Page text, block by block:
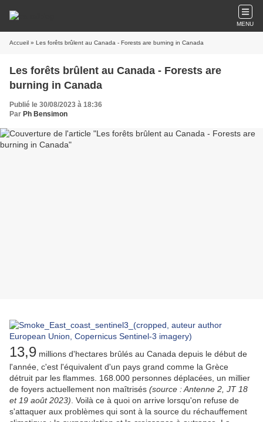
MENU
Accueil » Les forêts brûlent au Canada - Forests are burning in Canada
Les forêts brûlent au Canada - Forests are
burning in Canada
Publié le 30/08/2023 à 18:36
Par Ph Bensimon
13,9 millions d'hectares brûlés au Canada depuis le début de
l'année, c'est l'équivalent d'un pays grand comme la Grèce
détruit par les flammes. 168.000 personnes déplacées, un millier
de foyers actuellement non maîtrisés (source : Antenne 2, JT 18
et 19 août 2023) . Voilà ce à quoi on arrive lorsqu'on refuse de
s'attaquer aux problèmes qui sont à la source du réchauffement